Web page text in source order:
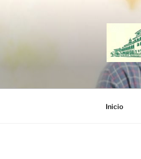
Inicio